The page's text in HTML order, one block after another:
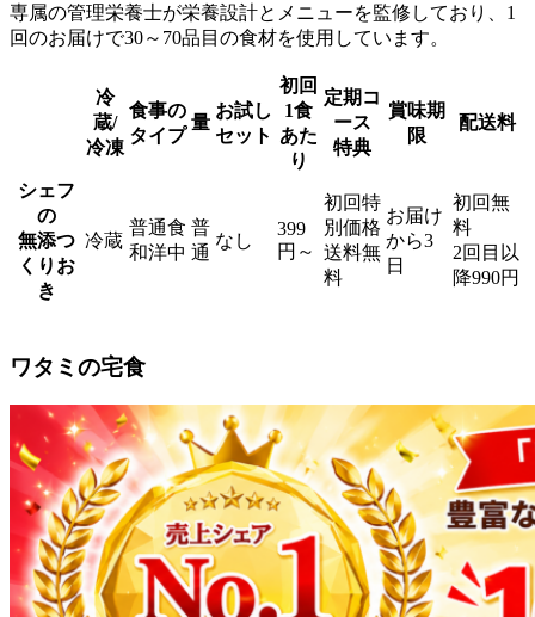
専属の管理栄養士が栄養設計とメニューを監修しており、1
回のお届けで30～70品目の食材を使用しています。
冷
蔵/
冷凍
食事の
タイプ
量
お試し
セット
初回
1食
あた
り
定期コ
ース
特典
賞味期
限
配送料
シェフ
の
無添つ
くりお
き
冷蔵
普通食
和洋中
普
通
なし
399
円～
初回特
別価格
送料無
料
お届け
から3
日
初回無
料
2回目以
降990円
ワタミの宅食